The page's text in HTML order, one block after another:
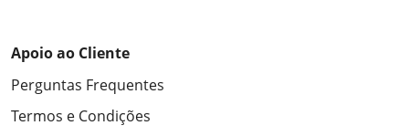
Apoio ao Cliente
Perguntas Frequentes
Termos e Condições